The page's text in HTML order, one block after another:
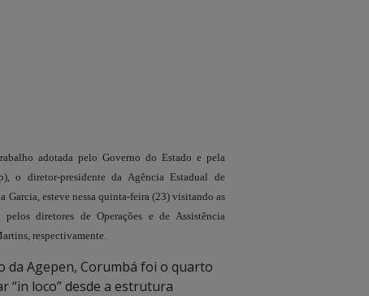
adotada pelo Governo do Estado e pela
o diretor-presidente da Agência Estadual de
esteve nessa quinta-feira (23) visitando as
diretores de Operações e de Assistência
respectivamente.
da Agepen, Corumbá foi o quarto
“in loco” desde a estrutura